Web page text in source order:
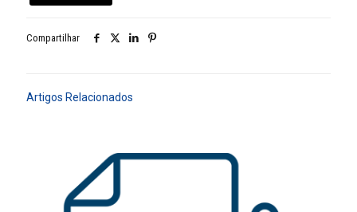
Compartilhar
Artigos Relacionados